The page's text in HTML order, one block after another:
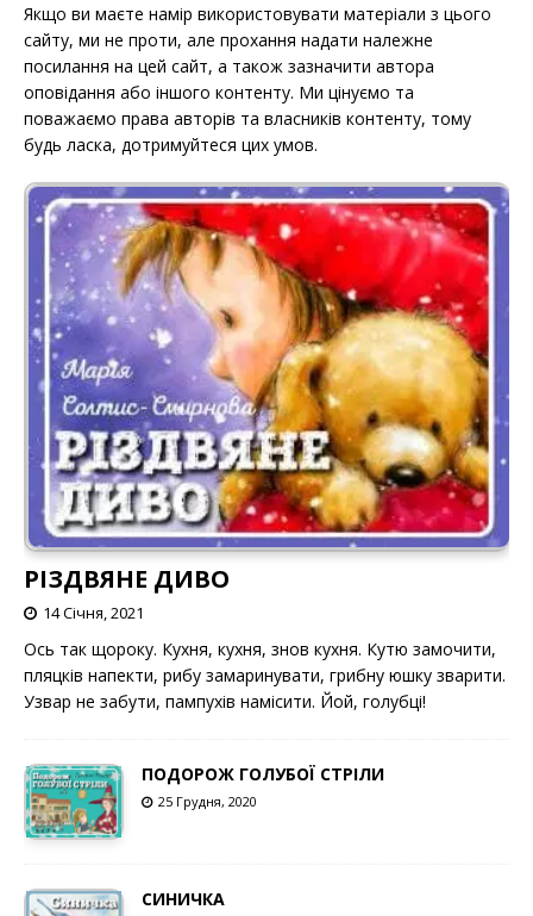
Якщо ви маєте намір використовувати матеріали з цього
сайту, ми не проти, але прохання надати належне
посилання на цей сайт, а також зазначити автора
оповідання або іншого контенту. Ми цінуємо та
поважаємо права авторів та власників контенту, тому
будь ласка, дотримуйтеся цих умов.
РІЗДВЯНЕ ДИВО
14 Січня, 2021
Ось так щороку. Кухня, кухня, знов кухня. Кутю замочити,
пляцків напекти, рибу замаринувати, грибну юшку зварити.
Узвар не забути, пампухів намісити. Йой, голубці!
ПОДОРОЖ ГОЛУБОЇ СТРІЛИ
25 Грудня, 2020
СИНИЧКА